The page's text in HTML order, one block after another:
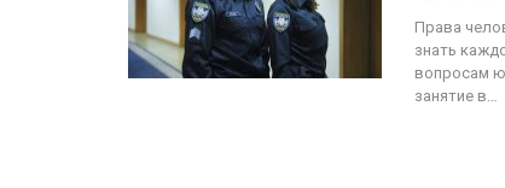
Права
знать
вопросам
занятие в…
ФОТО
Прайд в Тель-Авиве
тысяч участников